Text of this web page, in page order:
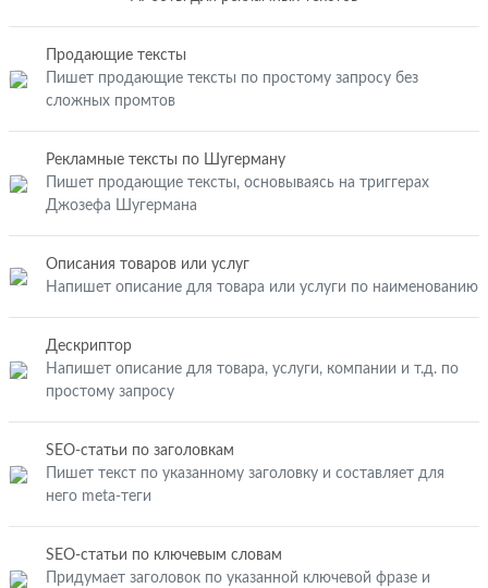
Продающие тексты
Пишет продающие тексты по простому запросу без
сложных промтов
Рекламные тексты по Шугерману
Пишет продающие тексты, основываясь на триггерах
Джозефа Шугермана
Описания товаров или услуг
Напишет описание для товара или услуги по наименованию
Дескриптор
Напишет описание для товара, услуги, компании и т.д. по
простому запросу
SEO-статьи по заголовкам
Пишет текст по указанному заголовку и составляет для
него meta-теги
SEO-статьи по ключевым словам
Придумает заголовок по указанной ключевой фразе и